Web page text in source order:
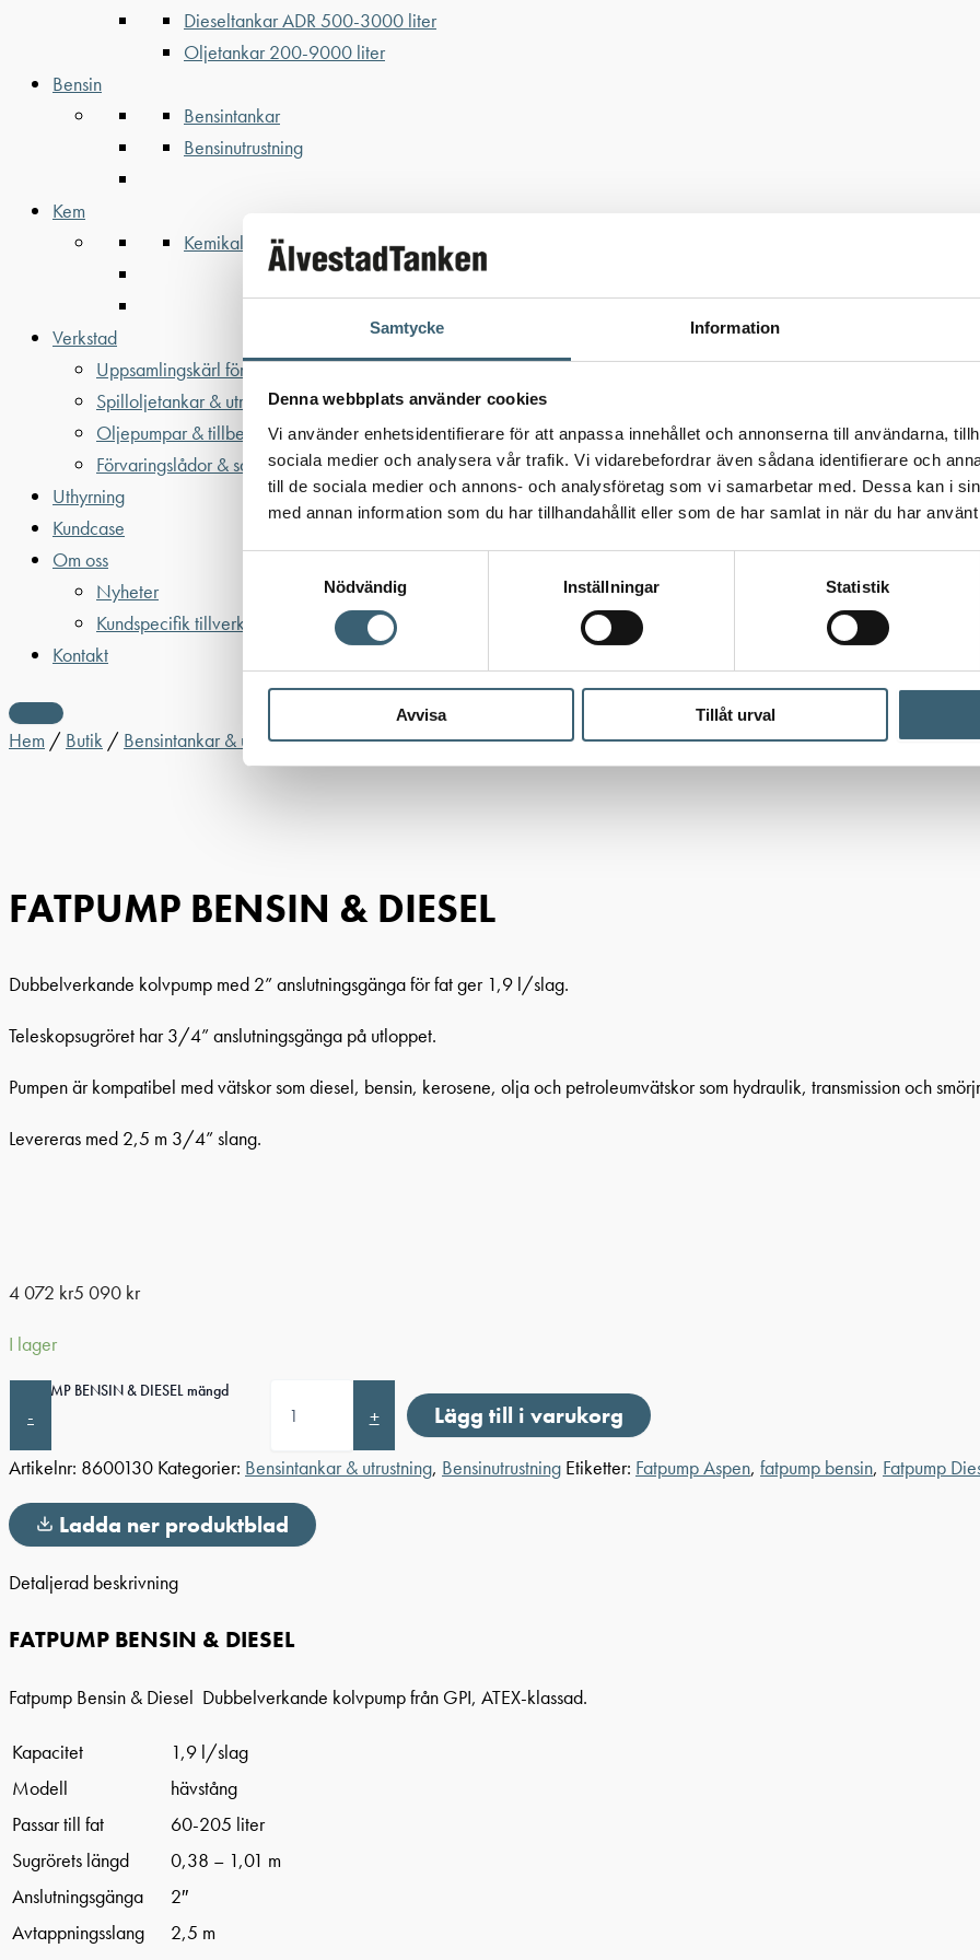
Samtycke Information
Denna webbplats använder cookies
Vi använder enhetsidentifierare för att anpassa innehållet och annonserna till användarna,
sociala medier och analysera vår trafik. Vi vidarebefordrar även sådana identifierare och
till de sociala medier och annons- och analysföretag som vi samarbetar med. Dessa kan i
med annan information som du har tillhandahållit eller som de har samlat in när du har
Nödvändig
Inställningar Statistik
Avvisa Tillåt urval
Dieseltankar ADR 500-3000 liter
Oljetankar 200-9000 liter
Bensin
Bensintankar
Bensinutrustning
Kem
Kemikalietankar
Verkstad
Uppsamlingskärl för fat & IBC
Spilloljetankar & utrustning
Oljepumpar & tillbehör
Förvaringslådor & sandlådor
Uthyrning
Kundcase
Om oss
Nyheter
Kundspecifik tillverkning
Kontakt
Hem / Butik / Bensintankar & utrustning/Bensinutrustning/ FATPUMP BENSIN & DIESEL
FATPUMP BENSIN & DIESEL
Dubbelverkande kolvpump med 2” anslutningsgänga för fat ger 1,9 l/slag.
Teleskopsugröret har 3/4” anslutningsgänga på utloppet.
Pumpen är kompatibel med vätskor som diesel, bensin, kerosene, olja och petroleumvätskor som hydraulik, transmission och
Levereras med 2,5 m 3/4” slang.
4 072 kr5 090 kr
I lager
-
FATPUMP BENSIN & DIESEL mängd
+ Lägg till i varukorg
Artikelnr: 8600130 Kategorier: Bensintankar & utrustning, Bensinutrustning Etiketter: Fatpump Aspen, fatpump bensin, Fatpump
Ladda ner produktblad
Detaljerad beskrivning
FATPUMP BENSIN & DIESEL
Fatpump Bensin & Diesel Dubbelverkande kolvpump från GPI, ATEX-klassad.
Kapacitet
1,9 l/slag
Modell
hävstång
Passar till fat
60-205 liter
Sugrörets längd
0,38 – 1,01 m
Anslutningsgänga
2″
Avtappningsslang
2,5 m